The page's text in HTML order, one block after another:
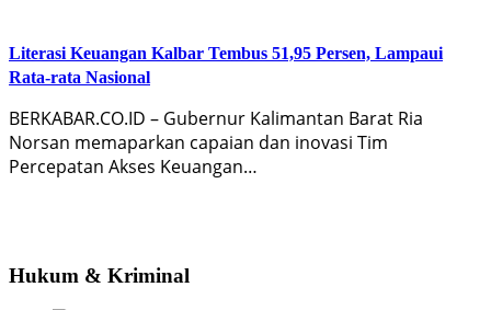
Literasi Keuangan Kalbar Tembus 51,95 Persen, Lampaui
Rata-rata Nasional
BERKABAR.CO.ID – Gubernur Kalimantan Barat Ria
Norsan memaparkan capaian dan inovasi Tim
Percepatan Akses Keuangan…
Hukum & Kriminal